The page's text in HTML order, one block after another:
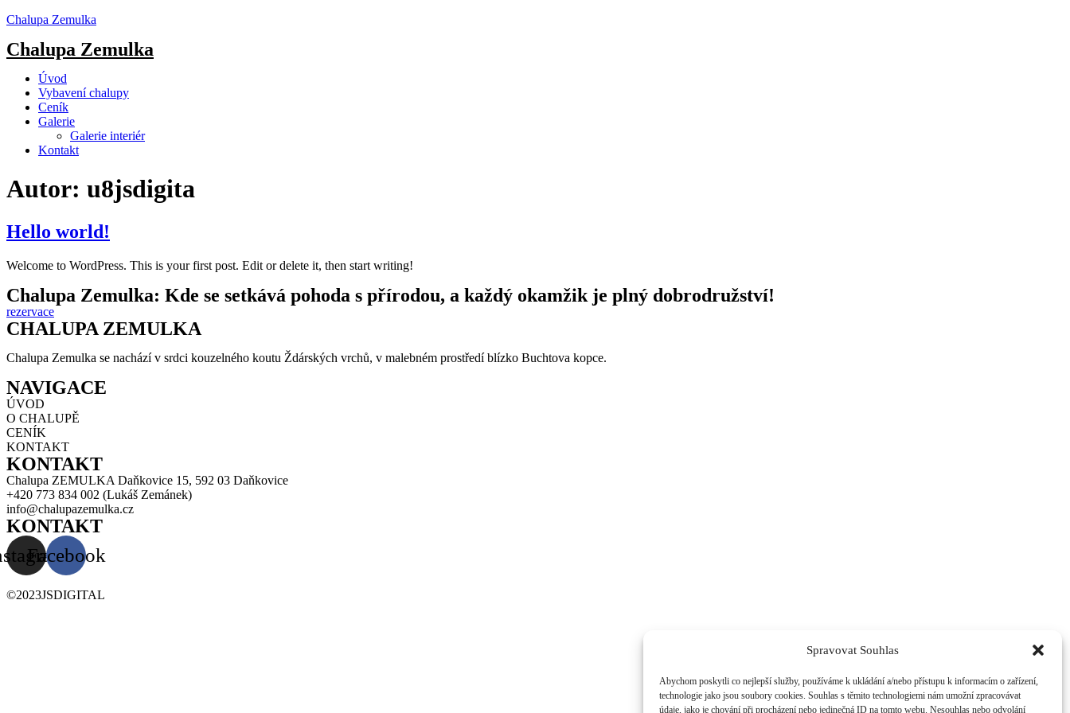
Spravovat Souhlas
Abychom poskytli co nejlepší služby, používáme k ukládání a/nebo přístupu k informacím o zařízení,
technologie jako jsou soubory cookies. Souhlas s těmito technologiemi nám umožní zpracovávat
údaje, jako je chování při procházení nebo jedinečná ID na tomto webu. Nesouhlas nebo odvolání
Chalupa Zemulka
Chalupa Zemulka
Menu
Úvod
Vybavení chalupy
Ceník
Galerie
Galerie interiér
Kontakt
Autor: u8jsdigita
Hello world!
Welcome to WordPress. This is your first post. Edit or delete it, then start writing!
Chalupa Zemulka: Kde se setkává pohoda s přírodou, a každý okamžik je plný dobrodružství!
rezervace
CHALUPA ZEMULKA
Chalupa Zemulka se nachází v srdci kouzelného koutu Ždárských vrchů, v malebném prostředí blízko Buchtova kopce.
NAVIGACE
ÚVOD
O CHALUPĚ
CENÍK
KONTAKT
KONTAKT
Chalupa ZEMULKA Daňkovice 15, 592 03 Daňkovice
+420 773 834 002 (Lukáš Zemánek)
info@chalupazemulka.cz
KONTAKT
Facebook
©2023JSDIGITAL